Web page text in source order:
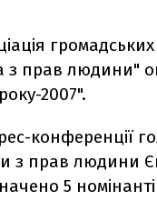
з прав людини"
2007".
конференції
з прав людини
5